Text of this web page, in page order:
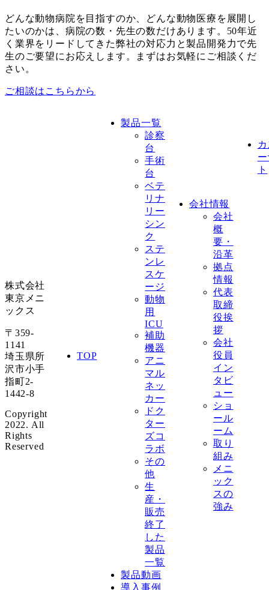
どんな動物病院を目指すのか、どんな動物医療を展開し
たいのかは、病院の数・先生の数だけあります。50年近
く業界をリードしてきた弊社の対応力と製品開発力で先
生のご要望にお応えします。まずはお気軽にご相談くだ
さい。
ご相談はこちらから
株式会社
東京メニ
ックス
〒359-
1141
埼玉県所
沢市小手
指町2-
1442-8
Copyright
2022. All
Rights
Reserved
TOP
製品一覧
診察
台
手術
台
ベテ
リナ
リー
シン
ク
ステ
ンレ
スケ
ージ
動物
用
ICU
補助
機器
アニ
マル
ネッ
カー
ドク
ター
ズコ
ラボ
その
他
生
産・
販売
終了
した
製品
一覧
製品動画
導入事例
会社情報
会社
概
要・
沿革
拠点
情報
代表
取締
役挨
拶
会社
役員
イン
タビ
ュー
ショ
ール
ーム
取り
組み
メニ
ック
スの
強み
ト